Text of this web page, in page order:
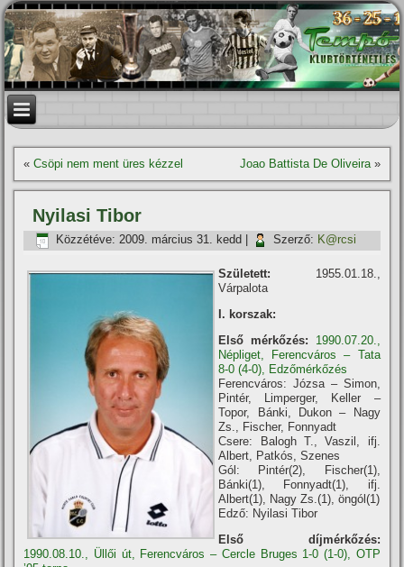
«Csöpi nem ment üres kézzel Joao Battista De Oliveira»
Nyilasi Tibor
Közzétéve: 2009. március 31. kedd Szerző: K@rcsi
Született: 1955.01.18.,
Várpalota
I. korszak:
Első mérkőzés:
1990.07.20.,
Népliget, Ferencváros – Tata
8-0 (4-0), Edzőmérkőzés
Ferencváros: Józsa – Simon,
Pintér, Limperger, Keller –
Topor, Bánki, Dukon – Nagy
Zs., Fischer, Fonnyadt
Csere: Balogh T., Vaszil, ifj.
Albert, Patkós, Szenes
Gól: Pintér(2), Fischer(1),
Bánki(1), Fonnyadt(1), ifj.
Albert(1), Nagy Zs.(1), öngól(1)
Edző: Nyilasi Tibor
Első díjmérkőzés:
1990.08.10., Üllői út, Ferencváros – Cercle Bruges 1-0 (1-0), OTP